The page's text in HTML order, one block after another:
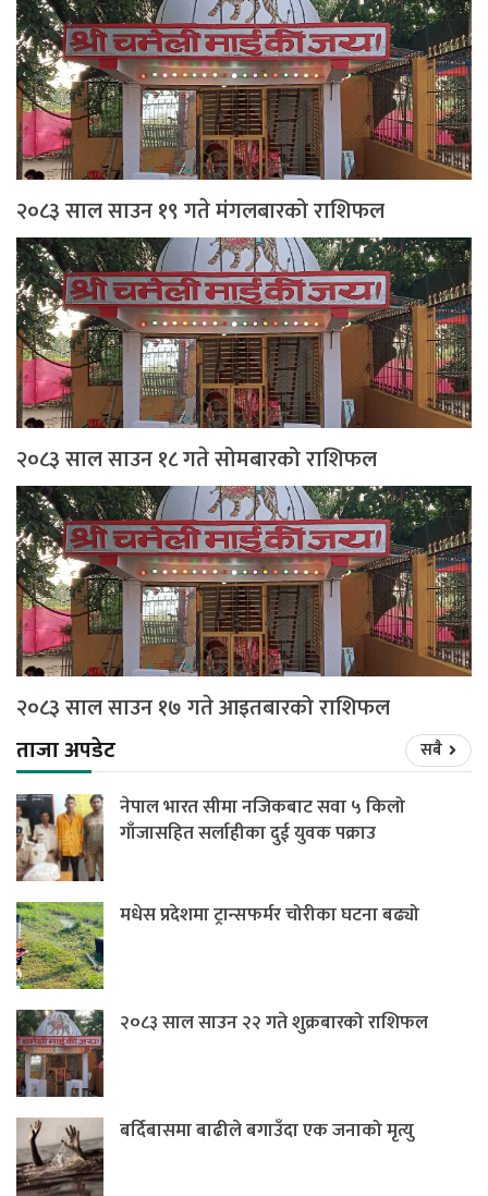
२०८३ साल साउन १९ गते मंगलबारको राशिफल
२०८३ साल साउन १८ गते सोमबारको राशिफल
२०८३ साल साउन १७ गते आइतबारको राशिफल
ताजा अपडेट
सबै
नेपाल भारत सीमा नजिकबाट सवा ५ किलो
गाँजासहित सर्लाहीका दुई युवक पक्राउ
मधेस प्रदेशमा ट्रान्सफर्मर चोरीका घटना बढ्यो
२०८३ साल साउन २२ गते शुक्रबारको राशिफल
बर्दिबासमा बाढीले बगाउँदा एक जनाको मृत्यु